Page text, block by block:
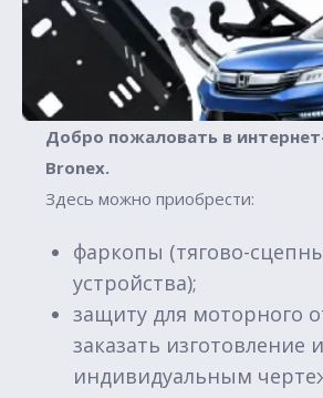
Добро пожаловать в
Вronex.
Здесь можно приобрести:
фаркопы (тягово-
устройства);
защиту для моторного
заказать изготовление
индивидуальным